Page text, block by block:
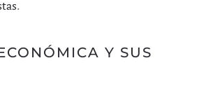
.
Y SUS